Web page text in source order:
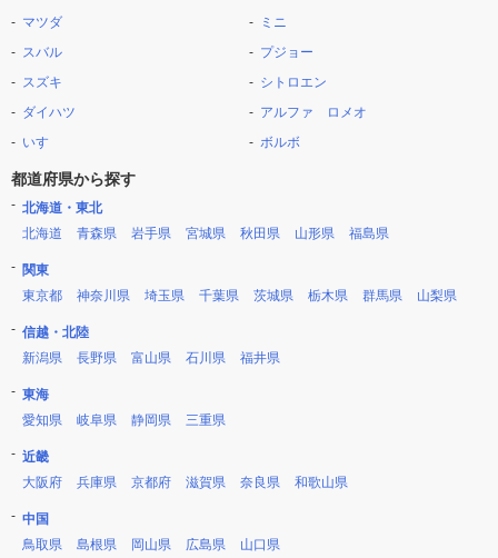
マツダ
スバル
スズキ
ダイハツ
いすゞ
ミニ
プジョー
シトロエン
アルファ ロメオ
ボルボ
都道府県から探す
北海道・東北
北海道
青森県 岩手県 宮城県 秋田県 山形県 福島県
関東
東京都
神奈川県 埼玉県 千葉県 茨城県 栃木県 群馬県 山梨県
信越・北陸
新潟県
長野県 富山県 石川県 福井県
東海
愛知県
岐阜県 静岡県 三重県
近畿
大阪府
兵庫県 京都府 滋賀県 奈良県 和歌山県
中国
鳥取県
島根県 岡山県 広島県 山口県